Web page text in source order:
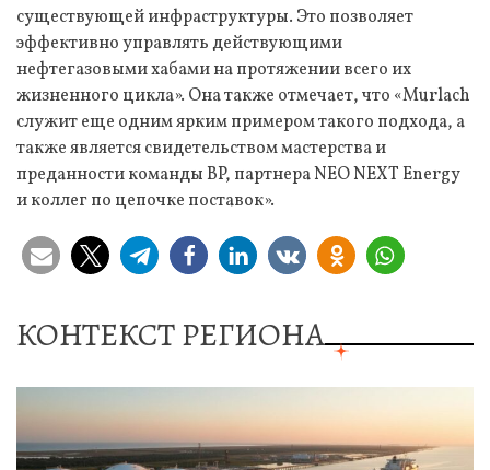
существующей инфраструктуры. Это позволяет
эффективно управлять действующими
нефтегазовыми хабами на протяжении всего их
жизненного цикла». Она также отмечает, что «Murlach
служит еще одним ярким примером такого подхода, а
также является свидетельством мастерства и
преданности команды BP, партнера NEO NEXT Energy
и коллег по цепочке поставок».
КОНТЕКСТ РЕГИОНА